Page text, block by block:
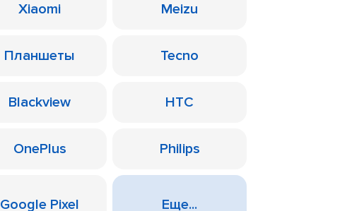
Xiaomi Meizu
Планшеты Tecno
Blackview HTC
OnePlus Philips
Google Pixel Еще...